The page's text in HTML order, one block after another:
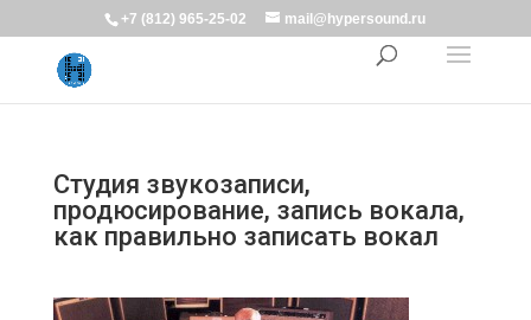
+7 (812) 965-25-02 mail@hypersound.ru
Студия звукозаписи,
продюсирование, запись вокала,
как правильно записать вокал